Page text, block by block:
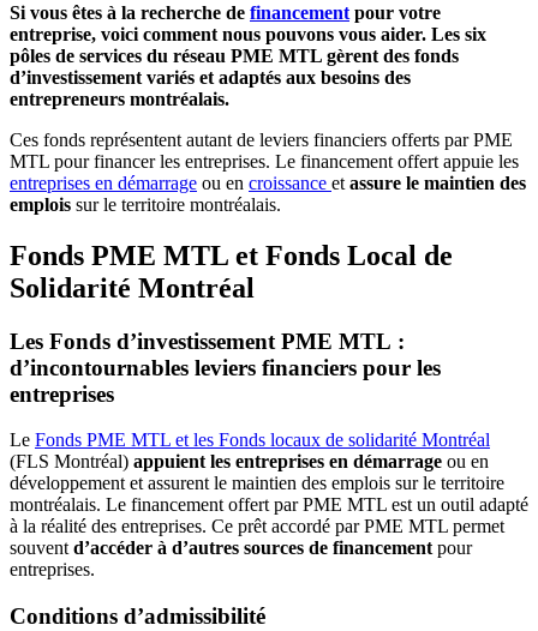
Si vous êtes à la recherche de financement pour votre
entreprise, voici comment nous pouvons vous aider. Les six
pôles de services du réseau PME MTL gèrent des fonds
d’investissement variés et adaptés aux besoins des
entrepreneurs montréalais.
Ces fonds représentent autant de leviers financiers offerts par PME
MTL pour financer les entreprises. Le financement offert appuie les
entreprises en démarrage ou en croissance et assure le maintien des
emplois sur le territoire montréalais.
Fonds PME MTL et Fonds Local de
Solidarité Montréal
Les Fonds d’investissement PME MTL :
d’incontournables leviers financiers pour les
entreprises
Le Fonds PME MTL et les Fonds locaux de solidarité Montréal
(FLS Montréal) appuient les entreprises en démarrage ou en
développement et assurent le maintien des emplois sur le territoire
montréalais. Le financement offert par PME MTL est un outil adapté
à la réalité des entreprises. Ce prêt accordé par PME MTL permet
souvent d’accéder à d’autres sources de financement pour
entreprises.
Conditions d’admissibilité